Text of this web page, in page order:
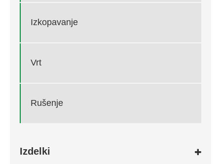
Izkopavanje
Vrt
Rušenje
Izdelki